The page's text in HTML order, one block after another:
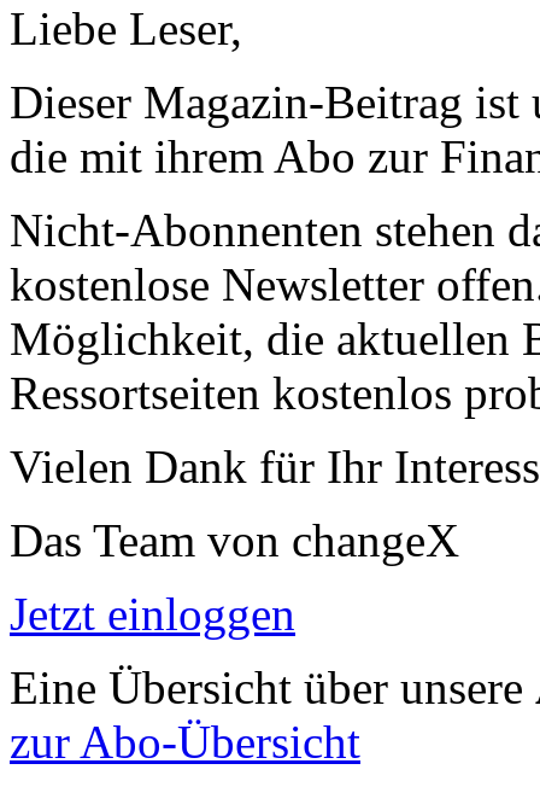
Liebe Leser,
Dieser Magazin-Beitrag ist
die mit ihrem Abo zur
Nicht-Abonnenten stehen
kostenlose Newsletter
Möglichkeit, die aktuellen
Ressortseiten kostenlos
Vielen Dank für Ihr
Das Team von changeX
Jetzt einloggen
Eine Übersicht über unsere
zur Abo-Übersicht